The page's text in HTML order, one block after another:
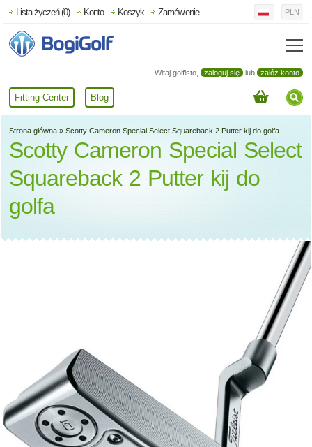
Witaj golfisto, zaloguj się lub załóż konto
Fitting Center Blog
Lista życzeń (0) Konto Koszyk Zamówienie PLN
Strona główna » Scotty Cameron Special Select Squareback 2 Putter kij do golfa
Scotty Cameron Special Select
Squareback 2 Putter kij do
golfa